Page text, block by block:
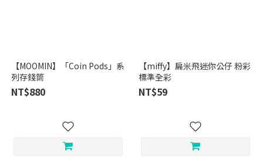
【MOOMIN】「Coin Pods」系
列存錢筒
NT$880
【miffy】扁米飛迷你公仔 粉彩
標準全彩
NT$59